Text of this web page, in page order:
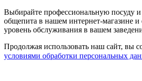
Выбирайте профессиональную посуду и
общепита в нашем интернет-магазине и
уровень обслуживания в вашем
Продолжая использовать наш сайт, вы
условиями обработки персональных